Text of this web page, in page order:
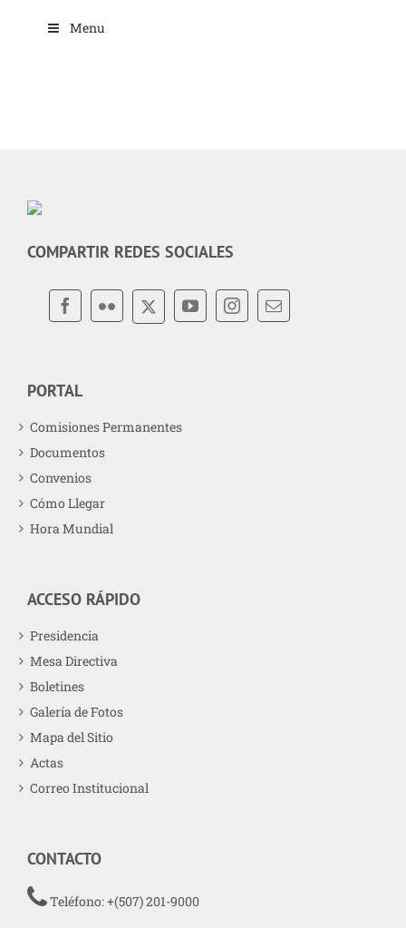
Menu
COMPARTIR REDES SOCIALES
PORTAL
Comisiones Permanentes
Documentos
Convenios
Cómo Llegar
Hora Mundial
ACCESO RÁPIDO
Presidencia
Mesa Directiva
Boletines
Galería de Fotos
Mapa del Sitio
Actas
Correo Institucional
CONTACTO
Teléfono: +(507) 201-9000